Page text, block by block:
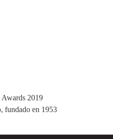
Awards 2019
fundado en 1953